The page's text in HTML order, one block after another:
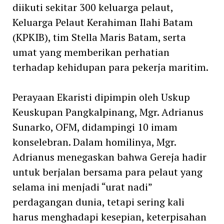
diikuti sekitar 300 keluarga pelaut,
Keluarga Pelaut Kerahiman Ilahi Batam
(KPKIB), tim Stella Maris Batam, serta
umat yang memberikan perhatian
terhadap kehidupan para pekerja maritim.
Perayaan Ekaristi dipimpin oleh Uskup
Keuskupan Pangkalpinang, Mgr. Adrianus
Sunarko, OFM, didampingi 10 imam
konselebran. Dalam homilinya, Mgr.
Adrianus menegaskan bahwa Gereja hadir
untuk berjalan bersama para pelaut yang
selama ini menjadi “urat nadi”
perdagangan dunia, tetapi sering kali
harus menghadapi kesepian, keterpisahan